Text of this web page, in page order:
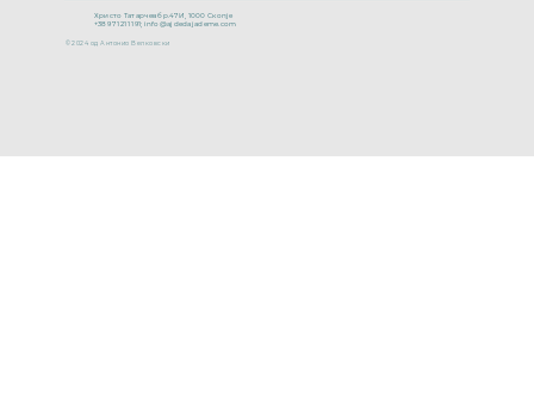
Христо Татарчев бр.47И, 1000 Скопје
+389 71 211 191; info@ajdedajademe.com
© 2024 од Антонио Велковски